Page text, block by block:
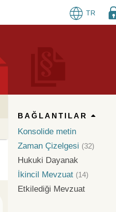
TR
BAĞLANTILAR
Konsolide metin
Zaman Çizelgesi (32)
Hukuki Dayanak
İkincil Mevzuat (14)
Etkilediği Mevzuat